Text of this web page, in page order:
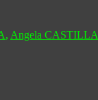
, Angela CASTILLA